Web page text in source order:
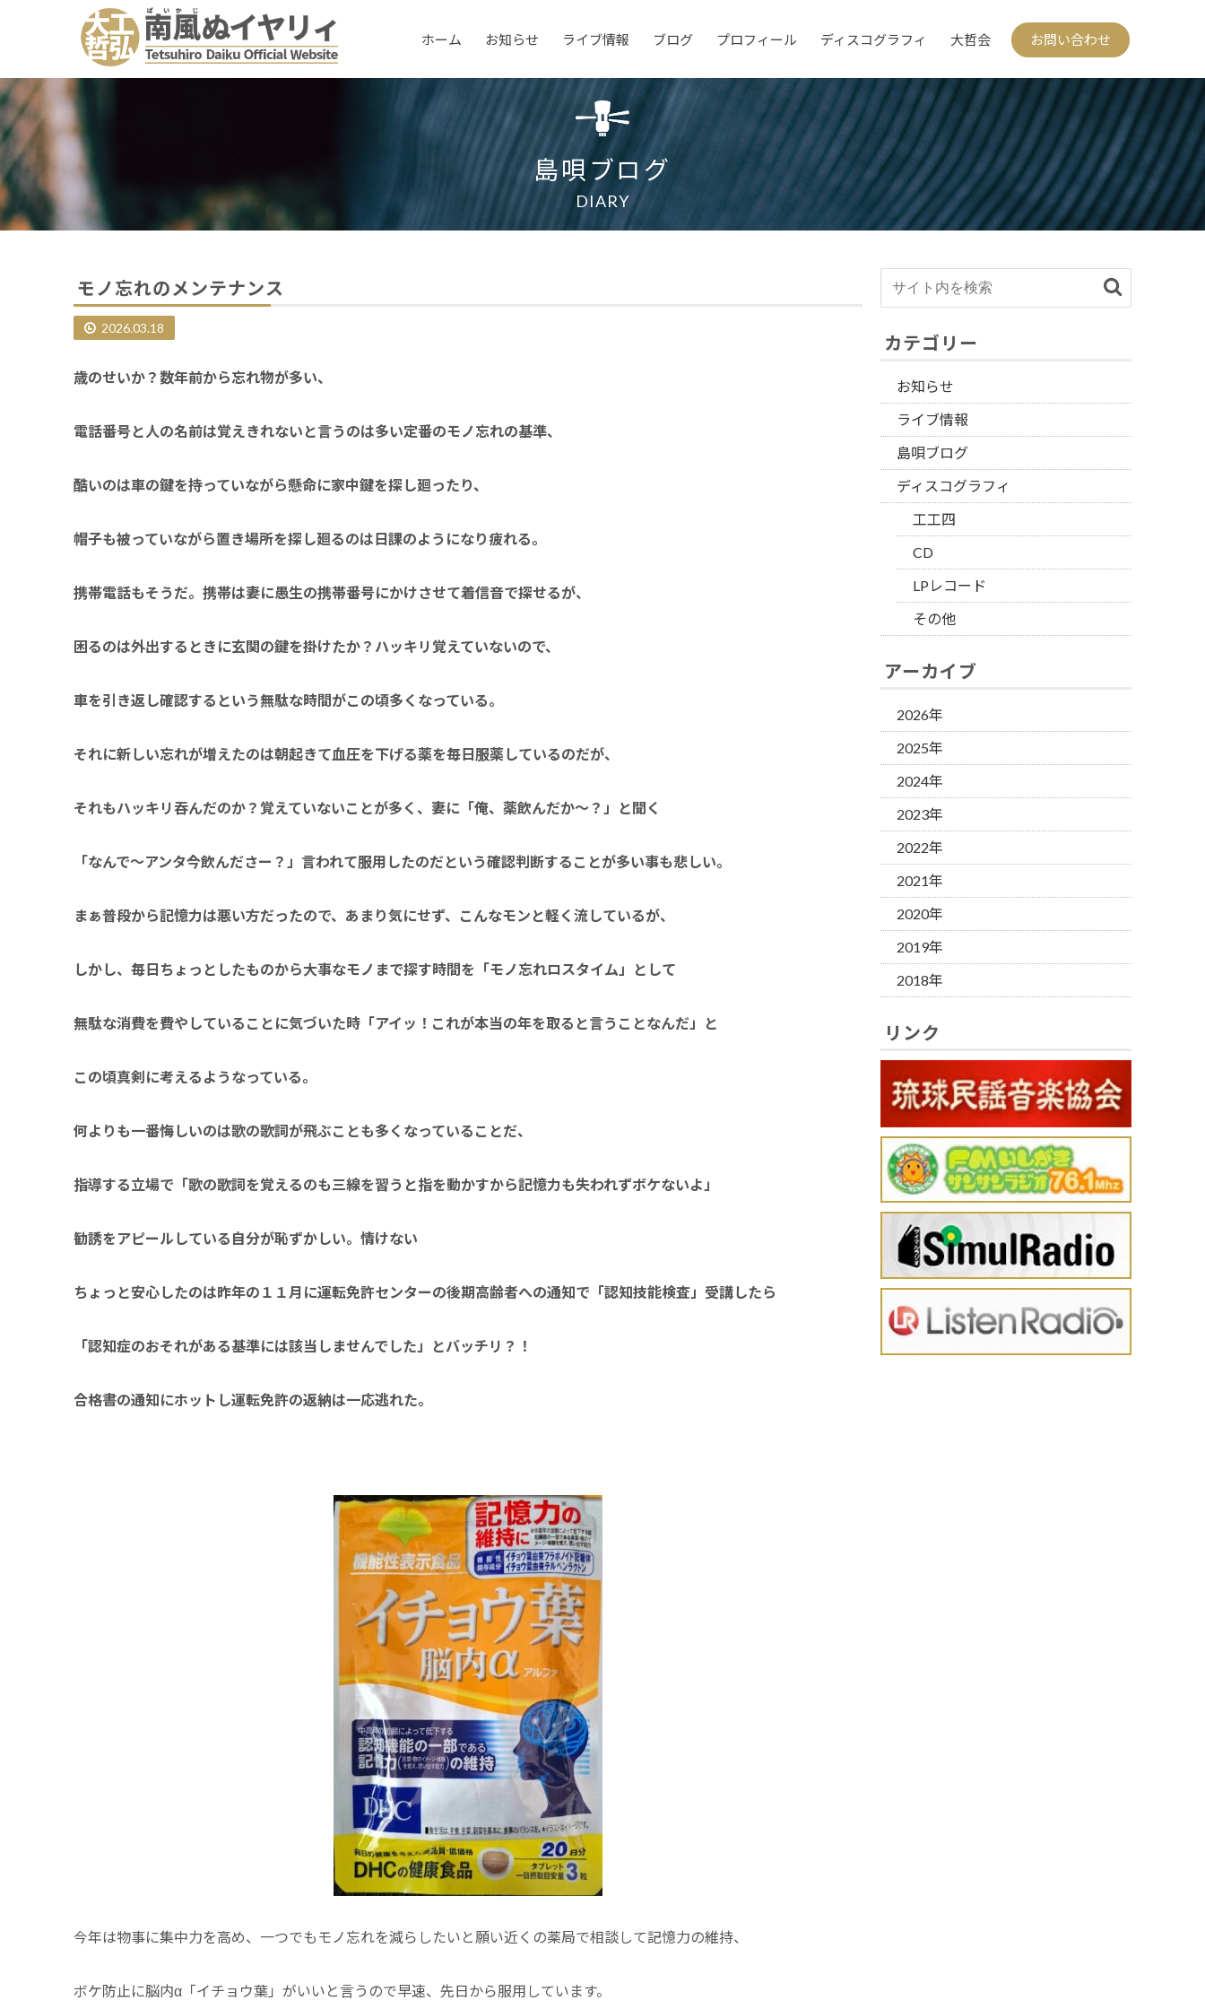
ホーム お知らせ ライブ情報 ブログ プロフィール ディスコグラフィ 大哲会 お問い合わせ
島唄ブログ
DIARY
モノ忘れのメンテナンス
2026.03.18
歳のせいか？数年前から忘れ物が多い、
電話番号と人の名前は覚えきれないと言うのは多い定番のモノ忘れの基準、
酷いのは車の鍵を持っていながら懸命に家中鍵を探し廻ったり、
帽子も被っていながら置き場所を探し廻るのは日課のようになり疲れる。
携帯電話もそうだ。携帯は妻に愚生の携帯番号にかけさせて着信音で探せるが、
困るのは外出するときに玄関の鍵を掛けたか？ハッキリ覚えていないので、
車を引き返し確認するという無駄な時間がこの頃多くなっている。
それに新しい忘れが増えたのは朝起きて血圧を下げる薬を毎日服薬しているのだが、
それもハッキリ吞んだのか？覚えていないことが多く、妻に「俺、薬飲んだか～？」と聞く
「なんで～アンタ今飲んださー？」言われて服用したのだという確認判断することが多い事も悲しい。
まぁ普段から記憶力は悪い方だったので、あまり気にせず、こんなモンと軽く流しているが、
しかし、毎日ちょっとしたものから大事なモノまで探す時間を「モノ忘れロスタイム」として
無駄な消費を費やしていることに気づいた時「アイッ！これが本当の年を取ると言うことなんだ」と
この頃真剣に考えるようなっている。
何よりも一番悔しいのは歌の歌詞が飛ぶことも多くなっていることだ、
指導する立場で「歌の歌詞を覚えるのも三線を習うと指を動かすから記憶力も失われずボケないよ」
勧誘をアピールしている自分が恥ずかしい。情けない
ちょっと安心したのは昨年の１１月に運転免許センターの後期高齢者への通知で「認知技能検査」受講したら
「認知症のおそれがある基準には該当しませんでした」とバッチリ？！
合格書の通知にホットし運転免許の返納は一応逃れた。
今年は物事に集中力を高め、一つでもモノ忘れを減らしたいと願い近くの薬局で相談して記憶力の維持、
ボケ防止に脳内α 「イチョウ葉」がいいと言うので早速、先日から服用しています。
カテゴリー
お知らせ
ライブ情報
島唄ブログ
ディスコグラフィ
工工四
CD
LPレコード
その他
アーカイブ
2026年
2025年
2024年
2023年
2022年
2021年
2020年
2019年
2018年
リンク